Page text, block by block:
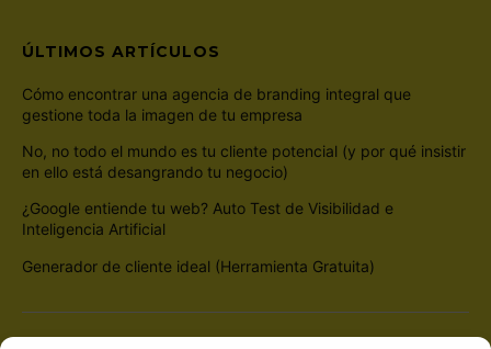
ÚLTIMOS ARTÍCULOS
Cómo encontrar una agencia de branding integral que
gestione toda la imagen de tu empresa
No, no todo el mundo es tu cliente potencial (y por qué insistir
en ello está desangrando tu negocio)
¿Google entiende tu web? Auto Test de Visibilidad e
Inteligencia Artificial
Generador de cliente ideal (Herramienta Gratuita)